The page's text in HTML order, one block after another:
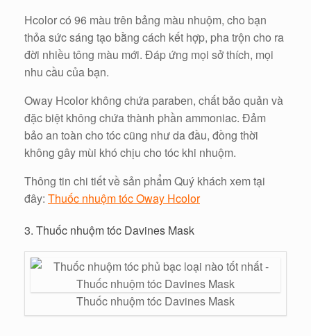
Hcolor có 96 màu trên bảng màu nhuộm, cho bạn
thỏa sức sáng tạo bằng cách kết hợp, pha trộn cho ra
đời nhiều tông màu mới. Đáp ứng mọi sở thích, mọi
nhu cầu của bạn.
Oway Hcolor không chứa paraben, chất bảo quản và
đặc biệt không chứa thành phần ammoniac. Đảm
bảo an toàn cho tóc cũng như da đầu, đồng thời
không gây mùi khó chịu cho tóc khi nhuộm.
Thông tin chi tiết về sản phẩm Quý khách xem tại
đây: Thuốc nhuộm tóc Oway Hcolor
3. Thuốc nhuộm tóc Davines Mask
Thuốc nhuộm tóc Davines Mask